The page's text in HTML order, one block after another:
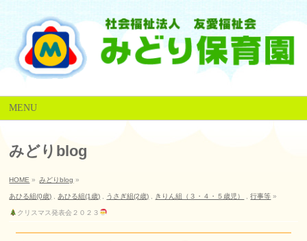
MENU
みどりblog
HOME » みどりblog »
あひる組(0歳) あひる組(1歳) うさぎ組(2歳) きりん組（３・４・５歳児） ,行事等 »
クリスマス発表会２０２３